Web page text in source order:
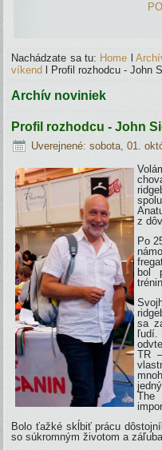
Nachádzate sa tu: Home
víkend
Profil rozhodcu - John
Archív noviniek
Profil rozhodcu - John
Uverejnené: sobota, 01.
z
Po
bol
sa
ľudí.
TR
Bolo ťažké skĺbiť prácu
so súkromným životom a